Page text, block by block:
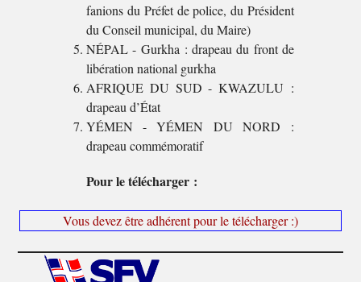
fanions du Préfet de police, du Président
du Conseil municipal, du Maire)
NÉPAL - Gurkha : drapeau du front de
libération national gurkha
AFRIQUE DU SUD - KWAZULU :
drapeau d’État
YÉMEN - YÉMEN DU NORD :
drapeau commémoratif
Pour le télécharger :
Vous devez être adhérent pour le télécharger :)